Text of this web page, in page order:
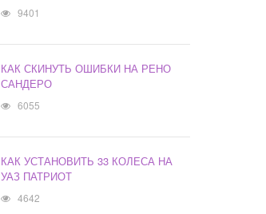
9401
КАК СКИНУТЬ ОШИБКИ НА РЕНО
САНДЕРО
6055
КАК УСТАНОВИТЬ 33 КОЛЕСА НА
УАЗ ПАТРИОТ
4642